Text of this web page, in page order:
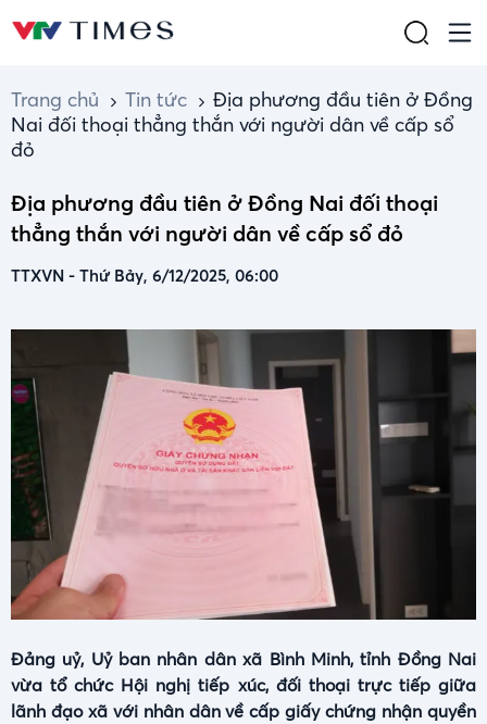
Trang chủ Tin tức
Địa phương đầu tiên ở Đồng
Nai đối thoại thẳng thắn với người dân về cấp sổ
đỏ
Địa phương đầu tiên ở Đồng Nai đối thoại
thẳng thắn với người dân về cấp sổ đỏ
TTXVN - Thứ Bảy, 6/12/2025, 06:00
Đảng uỷ, Uỷ ban nhân dân xã Bình Minh, tỉnh Đồng Nai
vừa tổ chức Hội nghị tiếp xúc, đối thoại trực tiếp giữa
lãnh đạo xã với nhân dân về cấp giấy chứng nhận quyền